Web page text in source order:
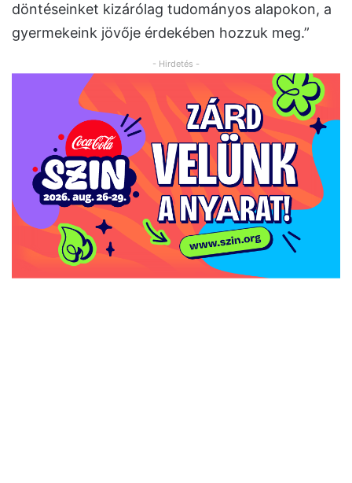
döntéseinket kizárólag tudományos alapokon, a
gyermekeink jövője érdekében hozzuk meg.”
- Hirdetés -